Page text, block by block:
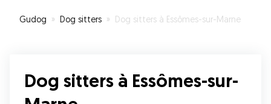
Gudog » Dog sitters » Dog sitters à Essômes-sur-Marne
Dog sitters à Essômes-sur-